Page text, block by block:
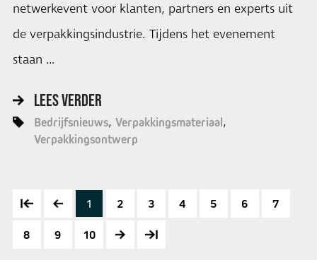
netwerkevent voor klanten, partners en experts uit
de verpakkingsindustrie. Tijdens het evenement
staan …
LEES VERDER
Bedrijfsnieuws Verpakkingsmateriaal
Verpakkingsontwerp
1 2 3 4 5 6 7
8 9 10